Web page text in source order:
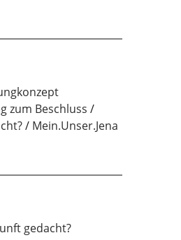
zum Beschluss
Mein.Unser.Jena
gedacht?